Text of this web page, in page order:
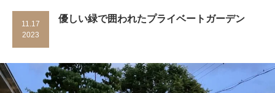
11.17
2023
優しい緑で囲われたプライベートガーデン